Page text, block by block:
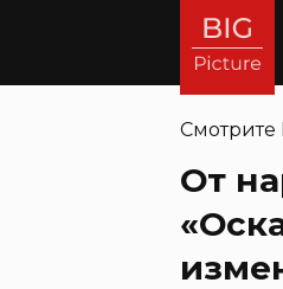
Смотрите
От